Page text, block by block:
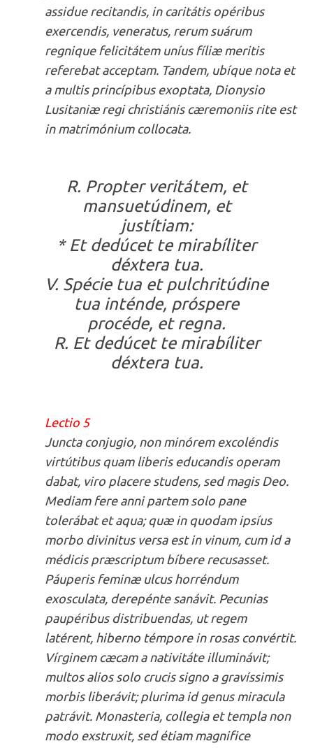
assidue recitandis, in caritátis opéribus
exercendis, veneratus, rerum suárum
regnique felicitátem uníus fíliæ meritis
referebat acceptam. Tandem, ubíque nota et
a multis princípibus exoptata, Dionysio
Lusitaniæ regi christiánis cæremoniis rite est
in matrimónium collocata.
R. Propter veritátem, et
mansuetúdinem, et
justítiam:
* Et dedúcet te mirabíliter
déxtera tua.
V. Spécie tua et pulchritúdine
tua inténde, próspere
procéde, et regna.
R. Et dedúcet te mirabíliter
déxtera tua.
Lectio 5
Juncta conjugio, non minórem excoléndis
virtútibus quam liberis educandis operam
dabat, viro placere studens, sed magis Deo.
Mediam fere anni partem solo pane
tolerábat et aqua; quæ in quodam ipsíus
morbo divinitus versa est in vinum, cum id a
médicis præscriptum bíbere recusasset.
Páuperis feminæ ulcus horréndum
exosculata, derepénte sanávit. Pecunias
paupéribus distribuendas, ut regem
latérent, hiberno témpore in rosas convértit.
Vírginem cæcam a nativitáte illuminávit;
multos alios solo crucis signo a gravíssimis
morbis liberávit; plurima id genus miracula
patrávit. Monasteria, collegia et templa non
modo exstruxit, sed étiam magnifice